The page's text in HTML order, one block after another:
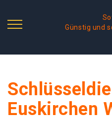
Günstig und
Euskirchen